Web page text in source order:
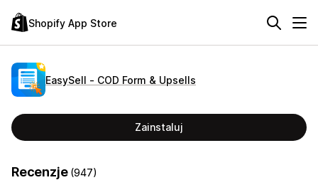
Shopify App Store
EasySell ‑ COD Form & Upsells
Zainstaluj
Recenzje (947)